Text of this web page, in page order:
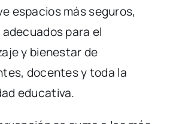
espacios más seguros,
para el
y bienestar de
docentes y toda la
educativa.